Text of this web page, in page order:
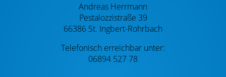
Andreas Herrmann
Pestalozzistraße 39
66386 St. Ingbert-Rohrbach
Telefonisch erreichbar unter:
06894 527 78